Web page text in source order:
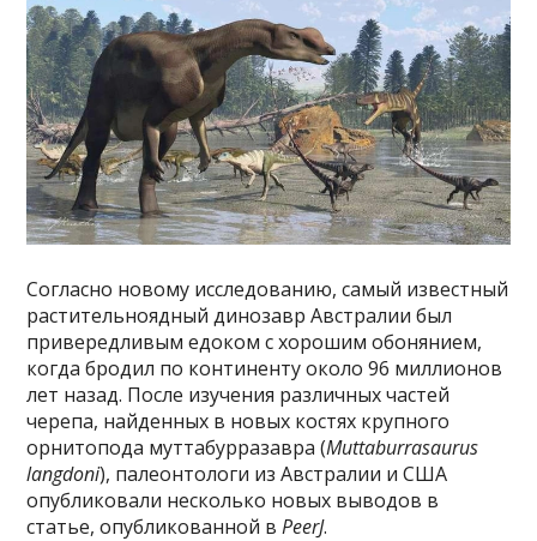
Согласно новому исследованию, самый известный
растительноядный динозавр Австралии был
привередливым едоком с хорошим обонянием,
когда бродил по континенту около 96 миллионов
лет назад. После изучения различных частей
черепа, найденных в новых костях крупного
орнитопода муттабурразавра (Muttaburrasaurus
langdoni), палеонтологи из Австралии и США
опубликовали несколько новых выводов в
статье, опубликованной вPeerJ.